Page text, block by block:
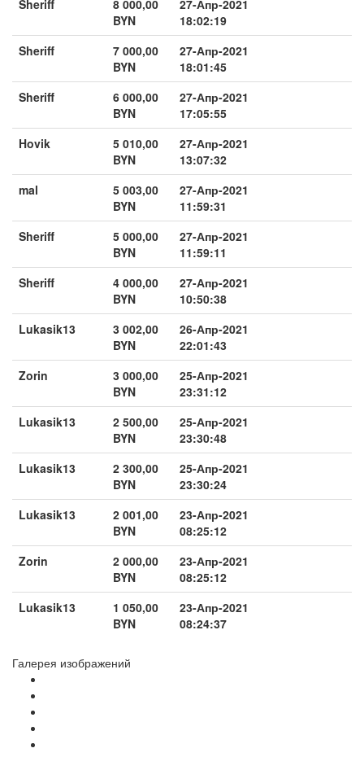
Sheriff
8 000,00
BYN
27-Апр-2021
18:02:19
Sheriff
7 000,00
BYN
27-Апр-2021
18:01:45
Sheriff
6 000,00
BYN
27-Апр-2021
17:05:55
Hovik
5 010,00
BYN
27-Апр-2021
13:07:32
mal
5 003,00
BYN
27-Апр-2021
11:59:31
Sheriff
5 000,00
BYN
27-Апр-2021
11:59:11
Sheriff
4 000,00
BYN
27-Апр-2021
10:50:38
Lukasik13
3 002,00
BYN
26-Апр-2021
22:01:43
Zorin
3 000,00
BYN
25-Апр-2021
23:31:12
Lukasik13
2 500,00
BYN
25-Апр-2021
23:30:48
Lukasik13
2 300,00
BYN
25-Апр-2021
23:30:24
Lukasik13
2 001,00
BYN
23-Апр-2021
08:25:12
Zorin
2 000,00
BYN
23-Апр-2021
08:25:12
Lukasik13
1 050,00
BYN
23-Апр-2021
08:24:37
Галерея изображений